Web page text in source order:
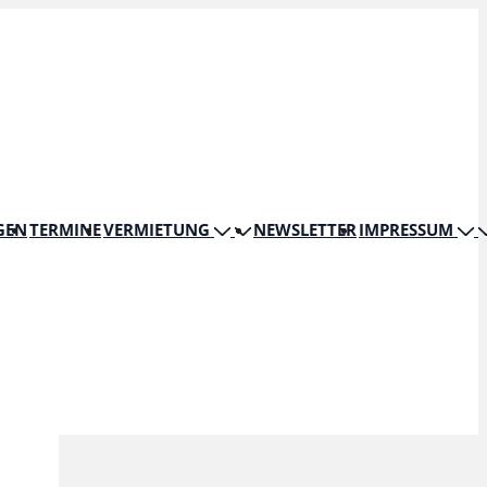
TERMINEVERMIETUNG NEWSLETTERIMPRESSUM